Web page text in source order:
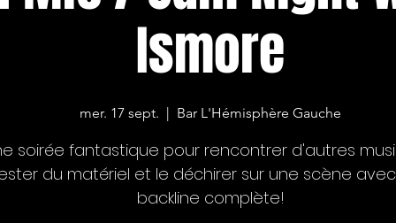
Ismore
mer. 17 sept.
  |
Bar L'Hémisphère Gauche
soirée fantastique pour rencontrer d'autres
du matériel et le déchirer sur une scène
backline complète!